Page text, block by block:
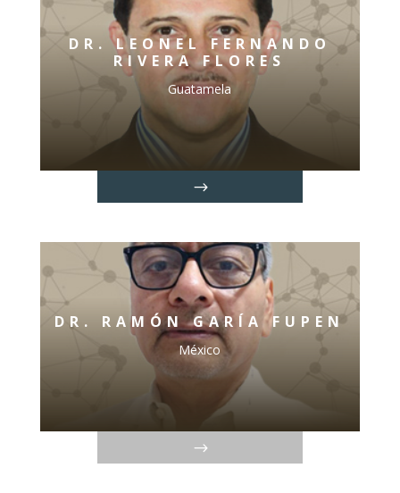
DR.LEONEL FERNANDO
RIVERA FLORES
Guatamela
DR. RAMÓN GARÍA FUPEN
México